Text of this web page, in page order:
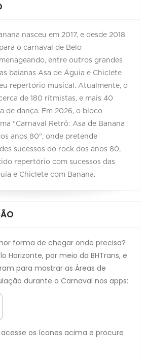
nasceu em 2017, e desde 2018
o carnaval de Belo
entre outros grandes
baianas Asa de Águia e Chiclete
repertório musical. Atualmente, o
de 180 ritmistas, e mais 40
de dança. Em 2026, o bloco
"Carnaval Retrô: Asa de Banana
anos 80", onde pretende
sucessos do rock dos anos 80,
repertório com sucessos das
e Chiclete com Banana.
forma de chegar onde precisa?
Horizonte, por meio da BHTrans, e
para mostrar as Áreas de
durante o Carnaval nos apps:
os ícones acima e procure